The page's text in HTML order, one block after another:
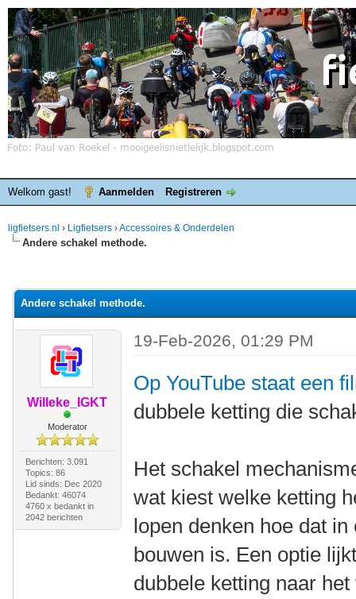
Welkom gast! Aanmelden Registreren
ligfietsers.nl › Ligfietsers ›Accessoires & Onderdelen
Andere schakel methode.
Andere schakel methode.
Willeke_IGKT
Moderator
Berichten: 3.091
Topics: 86
Lid sinds: Dec 2020
Bedankt: 46074
4760 x bedankt in
2042 berichten
19-Feb-2026, 01:29 PM
Op YouTube staat een
dubbele ketting die
Het schakel
wat kiest welke ketting
lopen denken hoe dat
bouwen is. Een optie
dubbele ketting naar